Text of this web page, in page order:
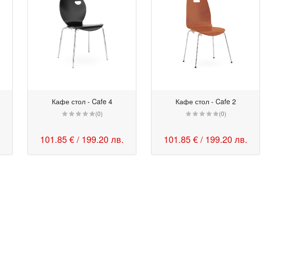
Кафе стол - Cafe 4
(0)
101.85 €/ 199.20 лв.
Кафе стол - Cafe 2
(0)
101.85 €/ 199.20 лв.